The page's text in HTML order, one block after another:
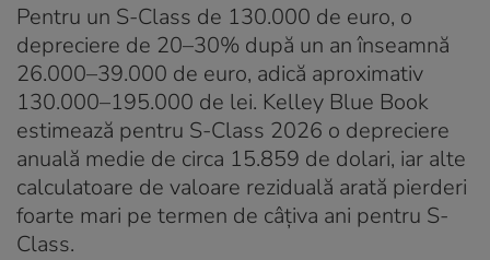
Pentru un S-Class de 130.000 de euro, o
depreciere de 20–30% după un an înseamnă
26.000–39.000 de euro, adică aproximativ
130.000–195.000 de lei. Kelley Blue Book
estimează pentru S-Class 2026 o depreciere
anuală medie de circa 15.859 de dolari, iar alte
calculatoare de valoare reziduală arată pierderi
foarte mari pe termen de câțiva ani pentru S-
Class.